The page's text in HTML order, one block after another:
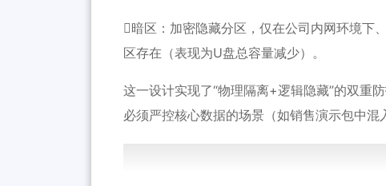
暗区：加密隐藏分区，仅在公司内网环境下
区存在（表现为U盘总容量减少）。
这一设计实现了“物理隔离+逻辑隐藏”的双重
必须严控核心数据的场景（如销售演示包中混